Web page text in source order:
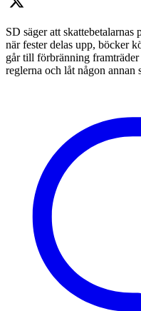
SD säger att
när fester delas upp, böcker
går till förbränning
reglerna och låt någon annan